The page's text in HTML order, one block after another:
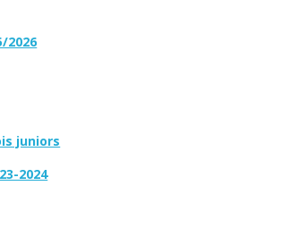
2026
juniors
2024